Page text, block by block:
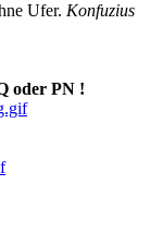
Ufer. Konfuzius
oder PN !